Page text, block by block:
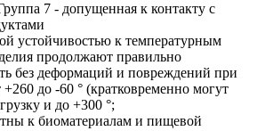
7 - допущенная к контакту с
устойчивостью к температурным
продолжают правильно
без деформаций и повреждений при
+260 до -60 ° (кратковременно могут
и до +300 °;
к биоматериалам и пищевой